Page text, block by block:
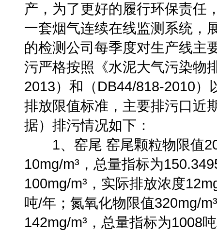
产，为了更好的履行环保责任
一套烟气连续在线监测系统，
的检测公司每季度对生产线主
污严格按照《水泥大气污染物
2013）和（DB44/818-2010）
排放限值标准，主要排污口近
据）排污情况如下：
1、窑尾 窑尾颗粒物限值
10mg/m³，总量指标为
100mg/m³，实际排放浓度
吨/年；氮氧化物限值320mg/
142mg/m³，总量指标为1008